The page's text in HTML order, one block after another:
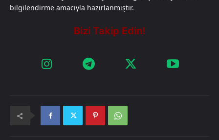
bilgilendirme amacıyla hazırlanmıştır.